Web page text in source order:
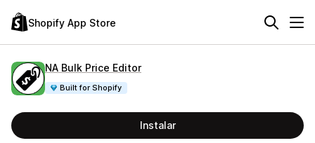
Shopify App Store
NA Bulk Price Editor
Built for Shopify
Instalar